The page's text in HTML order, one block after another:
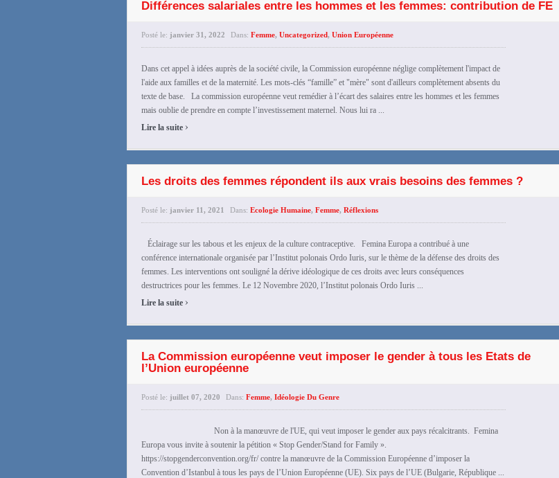
Différences salariales entre les hommes et les femmes: contribution de FE
Posté le: janvier 31, 2022 Dans: Femme, Uncategorized, Union Européenne
Dans cet appel à idées auprès de la société civile, la Commission européenne néglige complètement l'impact de
l'aide aux familles et de la maternité. Les mots-clés “famille” et "mère" sont d'ailleurs complètement absents du
texte de base. La commission européenne veut remédier à l’écart des salaires entre les hommes et les femmes
mais oublie de prendre en compte l’investissement maternel. Nous lui ra ...
Lire la suite ›
Les droits des femmes répondent ils aux vrais besoins des femmes ?
Posté le: janvier 11, 2021 Dans: Ecologie Humaine, Femme, Réflexions
Éclairage sur les tabous et les enjeux de la culture contraceptive. Femina Europa a contribué à une
conférence internationale organisée par l’Institut polonais Ordo Iuris, sur le thème de la défense des droits des
femmes. Les interventions ont souligné la dérive idéologique de ces droits avec leurs conséquences
destructrices pour les femmes. Le 12 Novembre 2020, l’Institut polonais Ordo Iuris ...
Lire la suite ›
La Commission européenne veut imposer le gender à tous les Etats de
l’Union européenne
Posté le: juillet 07, 2020 Dans: Femme, Idéologie Du Genre
Non à la manœuvre de l'UE, qui veut imposer le gender aux pays récalcitrants. Femina
Europa vous invite à soutenir la pétition « Stop Gender/Stand for Family ».
https://stopgenderconvention.org/fr/ contre la manœuvre de la Commission Européenne d’imposer la
Convention d’Istanbul à tous les pays de l’Union Européenne (UE). Six pays de l’UE (Bulgarie, République ...